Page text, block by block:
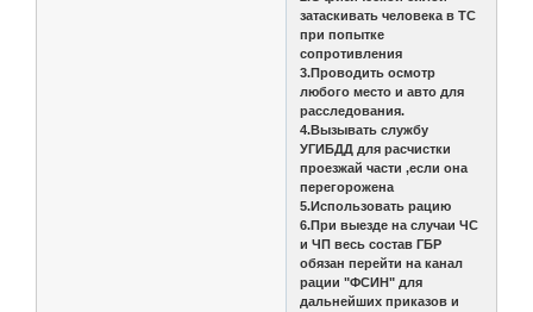
затаскивать человека в ТС
при попытке
сопротивления
3.Проводить осмотр
любого место и авто для
расследования.
4.Вызывать службу
УГИБДД для расчистки
проезжай части ,если она
перегорожена
5.Использовать рацию
6.При выезде на случаи ЧС
и ЧП весь состав ГБР
обязан перейти на канал
рации "ФСИН" для
дальнейших приказов и